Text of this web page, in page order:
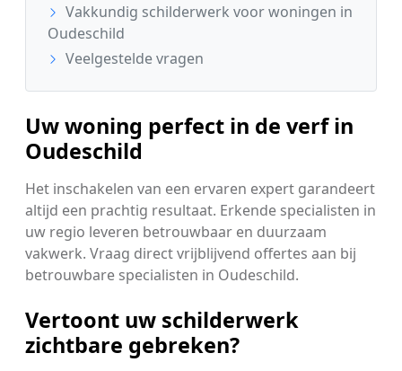
Vakkundig schilderwerk voor woningen in
Oudeschild
Veelgestelde vragen
Uw woning perfect in de verf in
Oudeschild
Het inschakelen van een ervaren expert garandeert
altijd een prachtig resultaat. Erkende specialisten in
uw regio leveren betrouwbaar en duurzaam
vakwerk. Vraag direct vrijblijvend offertes aan bij
betrouwbare specialisten in Oudeschild.
Vertoont uw schilderwerk
zichtbare gebreken?